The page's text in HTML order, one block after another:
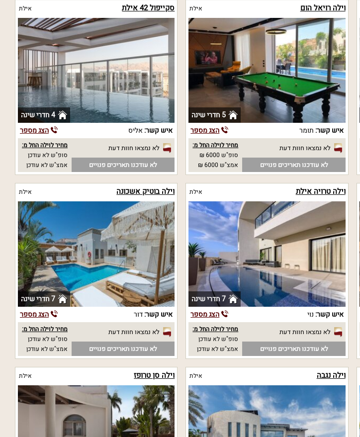
וילה רויאל הום אילת
5 חדרי שינה
איש קשר: תומר הצג מספר
לא נמצאו חוות דעת
לא עודכנו תאריכים פנויים
מחיר לוילה החל מ:
סופ"ש 6000 ₪
אמצ"ש 6000 ₪
סקייפול 42 אילת אילת
4 חדרי שינה
איש קשר: אליס הצג מספר
לא נמצאו חוות דעת
לא עודכנו תאריכים פנויים
מחיר לוילה החל מ:
סופ"ש לא עודכן
אמצ"ש לא עודכן
וילה טרויה אילת אילת
7 חדרי שינה
איש קשר: נוי הצג מספר
לא נמצאו חוות דעת
לא עודכנו תאריכים פנויים
מחיר לוילה החל מ:
סופ"ש לא עודכן
אמצ"ש לא עודכן
וילה בוטיק אשכונה אילת
7 חדרי שינה
איש קשר:דור הצג מספר
לא נמצאו חוות דעת
לא עודכנו תאריכים פנויים
מחיר לוילה החל מ:
סופ"ש לא עודכן
אמצ"ש לא עודכן
וילה נגבה אילת וילה סן טרופז אילת